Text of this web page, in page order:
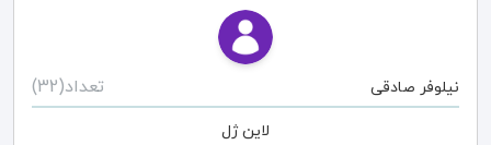
نیلوفر صادقی تعداد(32)
لاین ژل